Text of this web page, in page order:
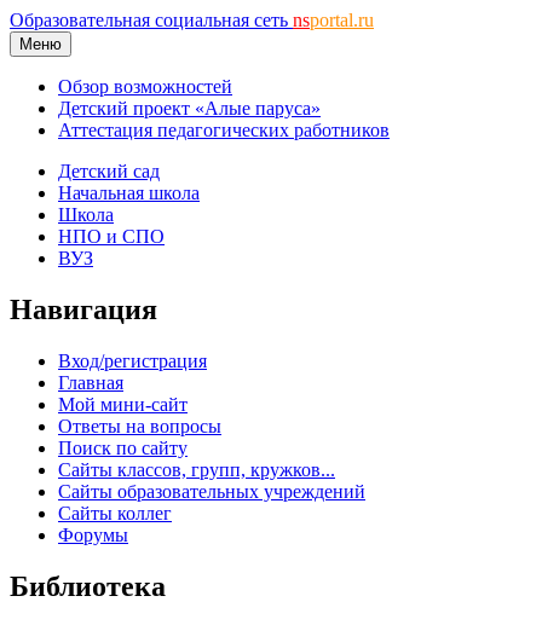
Образовательная социальная сеть nsportal.ru
Меню
Обзор возможностей
Детский проект «Алые паруса»
Аттестация педагогических работников
Детский сад
Начальная школа
Школа
НПО и СПО
ВУЗ
Навигация
Вход/регистрация
Главная
Мой мини-сайт
Ответы на вопросы
Поиск по сайту
Сайты классов, групп, кружков...
Сайты образовательных учреждений
Сайты коллег
Форумы
Библиотека